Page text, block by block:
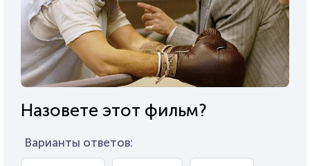
Назовете этот фильм?
Варианты ответов: